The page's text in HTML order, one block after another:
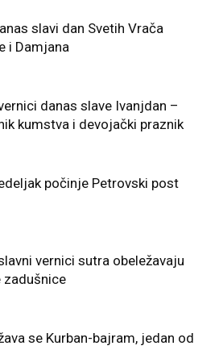
slavi dan Svetih Vrača
i Damjana
danas slave Ivanjdan –
kumstva i devojački praznik
počinje Petrovski post
vernici sutra obeležavaju
zadušnice
se Kurban-bajram, jedan od